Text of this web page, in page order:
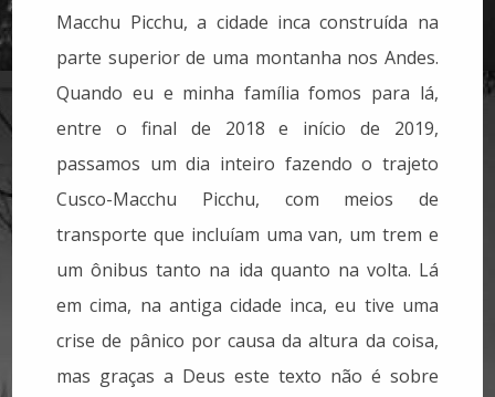
Macchu Picchu, a cidade inca construída na
parte superior de uma montanha nos Andes.
Quando eu e minha família fomos para lá,
entre o final de 2018 e início de 2019,
passamos um dia inteiro fazendo o trajeto
Cusco-Macchu Picchu, com meios de
transporte que incluíam uma van, um trem e
um ônibus tanto na ida quanto na volta. Lá
em cima, na antiga cidade inca, eu tive uma
crise de pânico por causa da altura da coisa,
mas graças a Deus este texto não é sobre